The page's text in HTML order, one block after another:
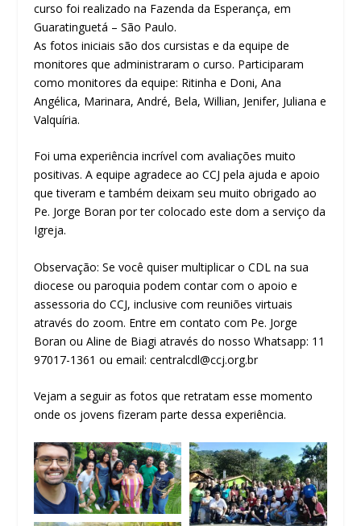
curso foi realizado na Fazenda da Esperança, em
Guaratinguetá – São Paulo.
As fotos iniciais são dos cursistas e da equipe de
monitores que administraram o curso. Participaram
como monitores da equipe: Ritinha e Doni, Ana
Angélica, Marinara, André, Bela, Willian, Jenifer, Juliana e
Valquíria.
Foi uma experiência incrível com avaliações muito
positivas. A equipe agradece ao CCJ pela ajuda e apoio
que tiveram e também deixam seu muito obrigado ao
Pe. Jorge Boran por ter colocado este dom a serviço da
Igreja.
Observação: Se você quiser multiplicar o CDL na sua
diocese ou paroquia podem contar com o apoio e
assessoria do CCJ, inclusive com reuniões virtuais
através do zoom. Entre em contato com Pe. Jorge
Boran ou Aline de Biagi através do nosso Whatsapp: 11
97017-1361 ou email: centralcdl@ccj.org.br
Vejam a seguir as fotos que retratam esse momento
onde os jovens fizeram parte dessa experiência.